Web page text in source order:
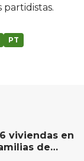
partidistas.
PT
viviendas en
de